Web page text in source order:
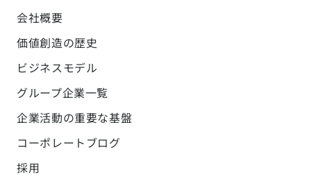
会社概要
価値創造の歴史
ビジネスモデル
グループ企業一覧
企業活動の重要な基盤
コーポレートブログ
採用